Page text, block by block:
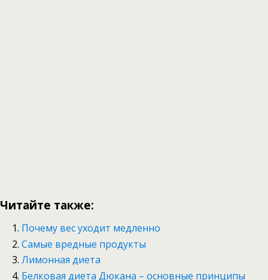
Читайте также:
Почему вес уходит медленно
Самые вредные продукты
Лимонная диета
Белковая диета Дюкана – основные принципы